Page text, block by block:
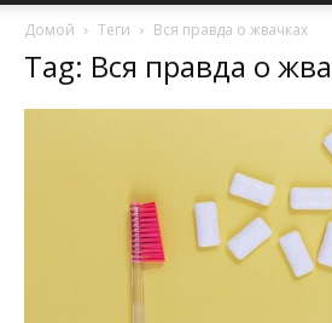
Домой Теги Вся правда о жвачках
Tag: Вся правда о